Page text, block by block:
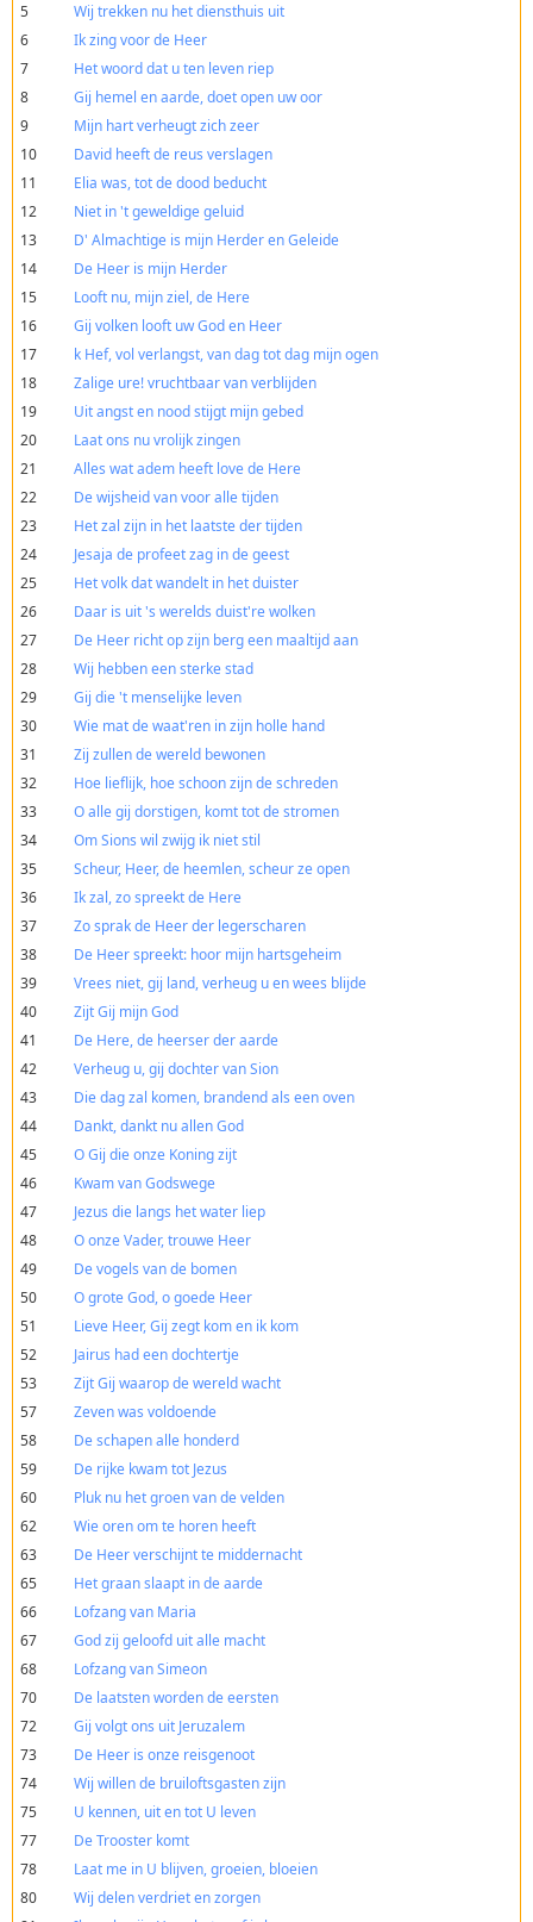
5
Wij trekken nu het diensthuis uit
6
Ik zing voor de Heer
7
Het woord dat u ten leven riep
8
Gij hemel en aarde, doet open uw oor
9
Mijn hart verheugt zich zeer
10
David heeft de reus verslagen
11
Elia was, tot de dood beducht
12
Niet in 't geweldige geluid
13
D' Almachtige is mijn Herder en Geleide
14
De Heer is mijn Herder
15
Looft nu, mijn ziel, de Here
16
Gij volken looft uw God en Heer
17
k Hef, vol verlangst, van dag tot dag mijn ogen
18
Zalige ure! vruchtbaar van verblijden
19
Uit angst en nood stijgt mijn gebed
20
Laat ons nu vrolijk zingen
21
Alles wat adem heeft love de Here
22
De wijsheid van voor alle tijden
23
Het zal zijn in het laatste der tijden
24
Jesaja de profeet zag in de geest
25
Het volk dat wandelt in het duister
26
Daar is uit 's werelds duist're wolken
27
De Heer richt op zijn berg een maaltijd aan
28
Wij hebben een sterke stad
29
Gij die 't menselijke leven
30
Wie mat de waat'ren in zijn holle hand
31
Zij zullen de wereld bewonen
32
Hoe lieflijk, hoe schoon zijn de schreden
33
O alle gij dorstigen, komt tot de stromen
34
Om Sions wil zwijg ik niet stil
35
Scheur, Heer, de heemlen, scheur ze open
36
Ik zal, zo spreekt de Here
37
Zo sprak de Heer der legerscharen
38
De Heer spreekt: hoor mijn hartsgeheim
39
Vrees niet, gij land, verheug u en wees blijde
40
Zijt Gij mijn God
41
De Here, de heerser der aarde
42
Verheug u, gij dochter van Sion
43
Die dag zal komen, brandend als een oven
44
Dankt, dankt nu allen God
45
O Gij die onze Koning zijt
46
Kwam van Godswege
47
Jezus die langs het water liep
48
O onze Vader, trouwe Heer
49
De vogels van de bomen
50
O grote God, o goede Heer
51
Lieve Heer, Gij zegt kom en ik kom
52
Jairus had een dochtertje
53
Zijt Gij waarop de wereld wacht
57
Zeven was voldoende
58
De schapen alle honderd
59
De rijke kwam tot Jezus
60
Pluk nu het groen van de velden
62
Wie oren om te horen heeft
63
De Heer verschijnt te middernacht
65
Het graan slaapt in de aarde
66
Lofzang van Maria
67
God zij geloofd uit alle macht
68
Lofzang van Simeon
70
De laatsten worden de eersten
72
Gij volgt ons uit Jeruzalem
73
De Heer is onze reisgenoot
74
Wij willen de bruiloftsgasten zijn
75
U kennen, uit en tot U leven
77
De Trooster komt
78
Laat me in U blijven, groeien, bloeien
80
Wij delen verdriet en zorgen